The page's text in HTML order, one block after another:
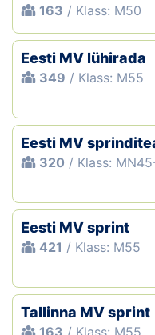
Suletud maastikud
Ajalugu
163 / Klass: M50
Eesti MV lühirada
349 / Klass: M55
Eesti MV
320 / Klass:
Eesti MV sprint
421 / Klass: M55
Tallinna MV sprint
163 / Klass: M55